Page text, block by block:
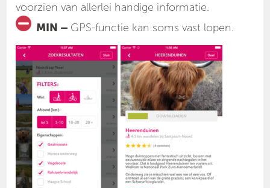
voorzien van allerlei handige informatie.
MIN – GPS-functie kan soms vast lopen.